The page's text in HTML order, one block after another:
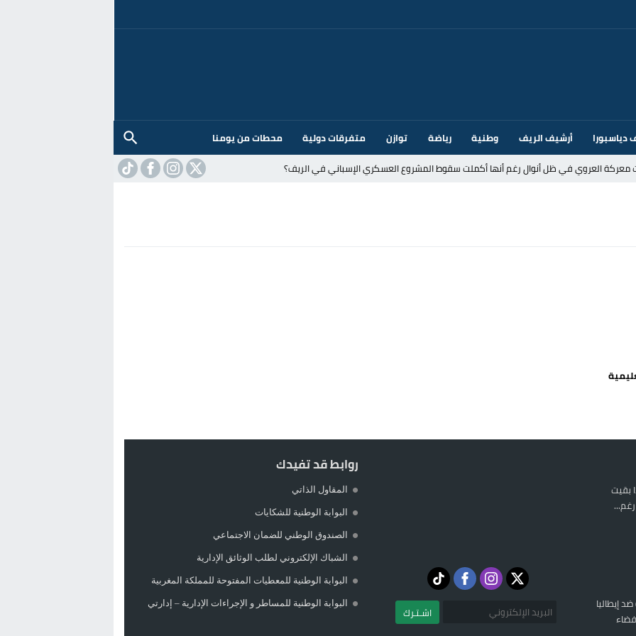
دياسبورا أرشيف الريف وطنية رياضة توازن متفرقات دولية
محطات من يومنا
معركة العروي في ظل أنوال رغم أنها أكملت سقوط المشروع العسكري الإسباني في الريف؟
بسبب الضوابط الحدودية في فضاء شنغن
بقيت
إيطاليا
اشـتـرك
روابط قد تفيدك
المقاول الذاتي
البوابة الوطنية للشكايات
الصندوق الوطني للضمان الاجتماعي
الشباك الإلكتروني لطلب الوثائق الإدارية
البوابة الوطنية للمعطيات المفتوحة للمملكة المغربية
البوابة الوطنية للمساطر و الإجراءات الإدارية – إدارتي